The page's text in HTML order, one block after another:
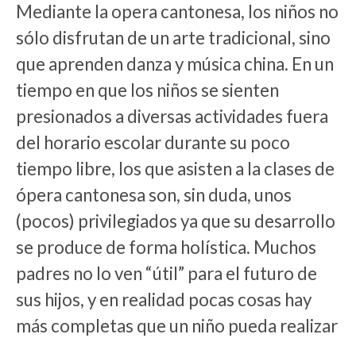
Mediante la opera cantonesa, los niños no
sólo disfrutan de un arte tradicional, sino
que aprenden danza y música china. En un
tiempo en que los niños se sienten
presionados a diversas actividades fuera
del horario escolar durante su poco
tiempo libre, los que asisten a la clases de
ópera cantonesa son, sin duda, unos
(pocos) privilegiados ya que su desarrollo
se produce de forma holística. Muchos
padres no lo ven “útil” para el futuro de
sus hijos, y en realidad pocas cosas hay
más completas que un niño pueda realizar